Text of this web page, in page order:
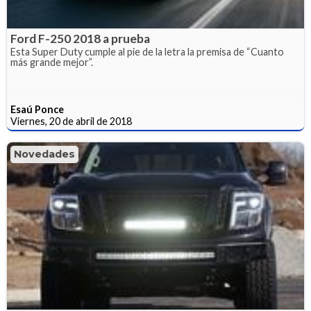
Ford F-250 2018 a prueba
Esta Super Duty cumple al pie de la letra la premisa de “Cuanto
más grande mejor”.
Esaú Ponce
Viernes, 20 de abril de 2018
Novedades